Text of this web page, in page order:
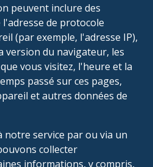
peuvent inclure des
de protocole
(par exemple, l'adresse IP),
version du navigateur, les
vous visitez, l'heure et la
passé sur ces pages,
et autres données de
notre service par ou via un
collecter
informations, y compris,